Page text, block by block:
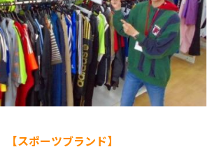
【スポーツブランド】